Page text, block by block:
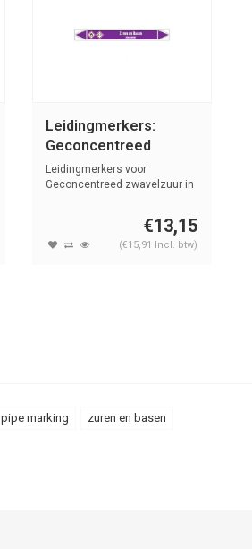
Leidingmerkers:
Geconcentreed
zwavelzuur |
Nederlands | Zuren en
Leidingmerkers voor
Geconcentreed zwavelzuur in
€13,15
(€15,91 Incl. btw)
pipe marking zuren en basen